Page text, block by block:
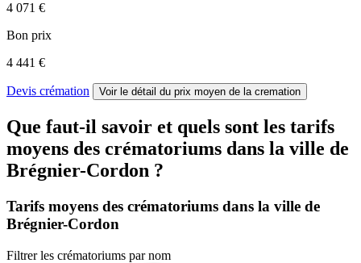
4 071 €
Bon prix
4 441 €
Devis crémation Voir le détail du prix moyen de la cremation
Que faut-il savoir et quels sont les tarifs
moyens des crématoriums dans la ville de
Brégnier-Cordon ?
Tarifs moyens des crématoriums dans la ville de
Brégnier-Cordon
Filtrer les crématoriums par nom